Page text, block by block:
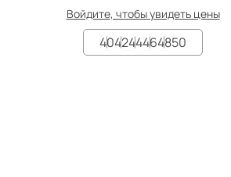
Войдите, чтобы увидеть цены
404244464850